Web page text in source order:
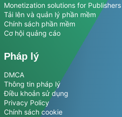
Monetization solutions for Publishers
Tải lên và quản lý phần mềm
Chính sách phần mềm
Cơ hội quảng cáo
Pháp lý
DMCA
Thông tin pháp lý
Điều khoản sử dụng
Privacy Policy
Chính sách cookie